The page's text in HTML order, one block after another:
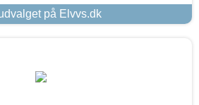
på Elvvs.dk